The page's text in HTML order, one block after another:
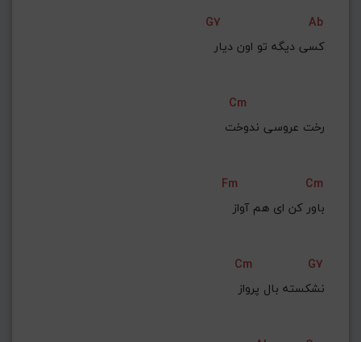
G7
Ab
کسی دیگه تو اون دیار
Cm
رخت عروسی ندوخت
Fm
Cm
باور کن ای هم آواز
Cm
G7
نشکسته بال پرواز